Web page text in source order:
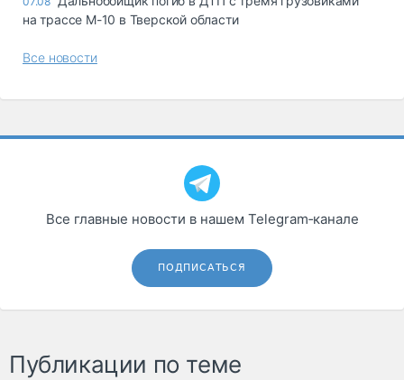
на трассе М-10 в Тверской области
Все новости
Все главные новости в нашем Telegram‑канале
ПОДПИСАТЬСЯ
Публикации по теме